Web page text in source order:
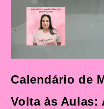
Calendário de
Volta às Aulas: